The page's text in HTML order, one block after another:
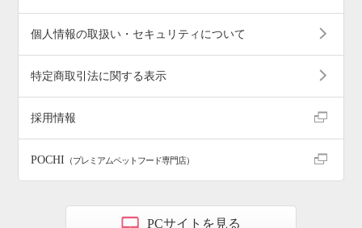
個人情報の取扱い・セキュリティについて
特定商取引法に関する表示
採用情報
POCHI （プレミアムペットフード専門店）
PCサイトを見る